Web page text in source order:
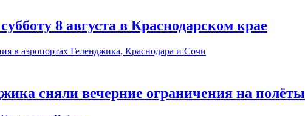
8 августа в Краснодарском крае
сняли вечерние ограничения на полёты